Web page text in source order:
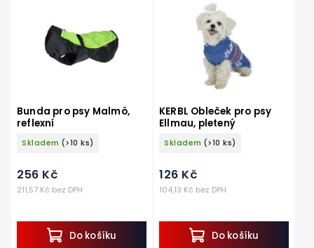
Bunda pro psy Malmö,
reflexní
Skladem (>10 ks)
211,57 Kč bez DPH
256 Kč
Do košíku
KERBL Obleček pro psy
Ellmau, pletený
Skladem (>10 ks)
104,13 Kč bez DPH
126 Kč
Do košíku